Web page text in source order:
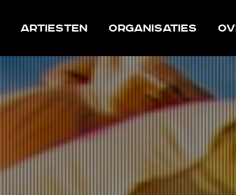
Artiesten Organisaties